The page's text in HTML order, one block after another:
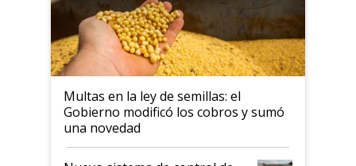
Multas en la ley de semillas: el
Gobierno modificó los cobros y sumó
una novedad